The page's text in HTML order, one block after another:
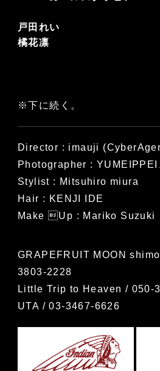
戸田れい
橘花凛
※下に続く。
Director : imauji
Photographer :
Stylist : Mitsuhiro miura
Hair : KENJI IDE
Make Up : Mariko Suzuki
GRAPEFRUIT MOON
3803-2228
Little Trip to Heaven / 050-
UTA / 03-3467-6626